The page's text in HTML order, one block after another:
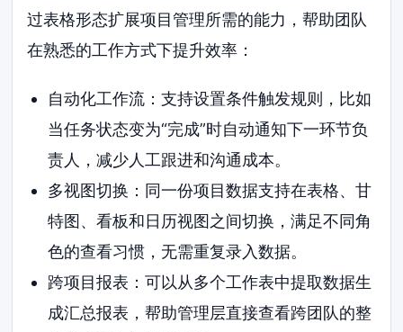
过表格形态扩展项目管理所需的能力，帮助团队
在熟悉的工作方式下提升效率：
自动化工作流：支持设置条件触发规则，比如
当任务状态变为“完成”时自动通知下一环节负
责人，减少人工跟进和沟通成本。
多视图切换：同一份项目数据支持在表格、甘
特图、看板和日历视图之间切换，满足不同角
色的查看习惯，无需重复录入数据。
跨项目报表：可以从多个工作表中提取数据生
成汇总报表，帮助管理层直接查看跨团队的整